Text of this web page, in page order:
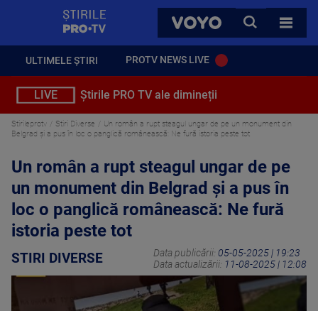
VOYO
CAUTA
TOATE
ULTIMELE ȘTIRI PROTV NEWS LIVE
LIVE Știrile PRO TV ale dimineții
Stirileprotv Stiri Diverse
Un român a rupt steagul ungar de pe un monument din
Belgrad și a pus în loc o panglică românească: Ne fură istoria peste tot
Un român a rupt steagul ungar de pe
un monument din Belgrad și a pus în
loc o panglică românească: Ne fură
istoria peste tot
STIRI DIVERSE Data publicării: 05-05-2025 | 19:23
Data actualizării: 11-08-2025 | 12:08